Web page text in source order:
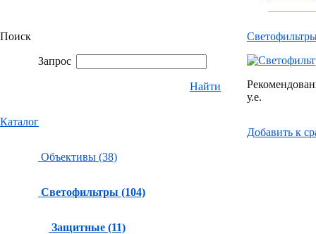
Поиск
Запрос
Найти
Каталог
Объективы (38)
Светофильтры (104)
Защитные (11)
у.е.
Добавить к